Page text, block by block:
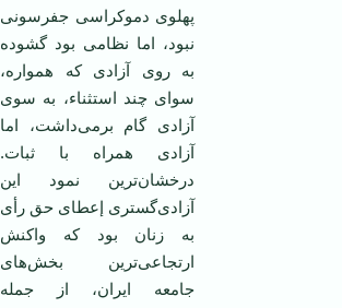
پهلوی دموکراسی جفرسونی
نبود، اما نظامی بود گشوده
به روی آزادی که همواره،
سوای چند استثناء، به سوی
آزادی گام برمی‌داشت، اما
آزادی همراه با ثبات.
درخشان‌ترین نمود این
آزادی‌گستری إعطای حق رأی
به زنان بود که واکنش
ارتجاعی‌ترین بخش‌های
جامعه ایران، از جمله